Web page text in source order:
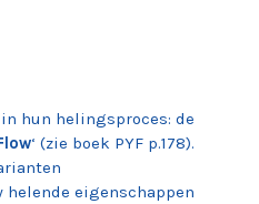
hun helingsproces: de
‘ (zie boek PYF p.178).
helende eigenschappen